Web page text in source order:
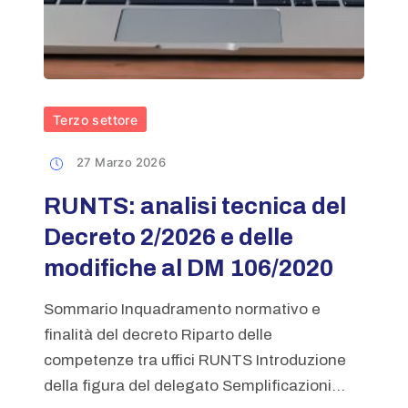
Terzo settore
27 Marzo 2026
RUNTS: analisi tecnica del
Decreto 2/2026 e delle
modifiche al DM 106/2020
Sommario Inquadramento normativo e
finalità del decreto Riparto delle
competenze tra uffici RUNTS Introduzione
della figura del delegato Semplificazioni...